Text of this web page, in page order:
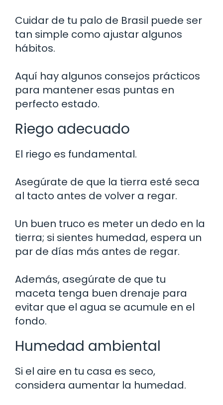
Cuidar de tu palo de Brasil puede ser
tan simple como ajustar algunos
hábitos.
Aquí hay algunos consejos prácticos
para mantener esas puntas en
perfecto estado.
Riego adecuado
El riego es fundamental.
Asegúrate de que la tierra esté seca
al tacto antes de volver a regar.
Un buen truco es meter un dedo en la
tierra; si sientes humedad, espera un
par de días más antes de regar.
Además, asegúrate de que tu
maceta tenga buen drenaje para
evitar que el agua se acumule en el
fondo.
Humedad ambiental
Si el aire en tu casa es seco,
considera aumentar la humedad.